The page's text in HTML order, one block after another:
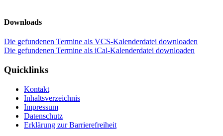
Downloads
Die gefundenen Termine als VCS-Kalenderdatei downloaden
Die gefundenen Termine als iCal-Kalenderdatei downloaden
Quicklinks
Kontakt
Inhaltsverzeichnis
Impressum
Datenschutz
Erklärung zur Barrierefreiheit